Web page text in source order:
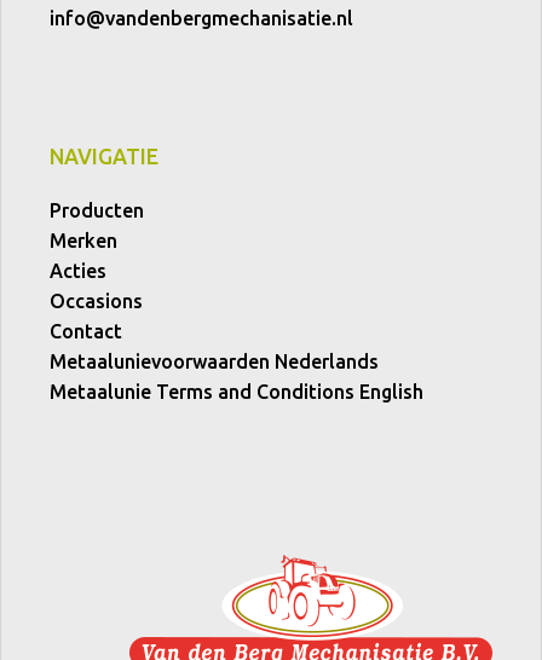
info@vandenbergmechanisatie.nl
NAVIGATIE
Producten
Merken
Acties
Occasions
Contact
Metaalunievoorwaarden Nederlands
Metaalunie Terms and Conditions English